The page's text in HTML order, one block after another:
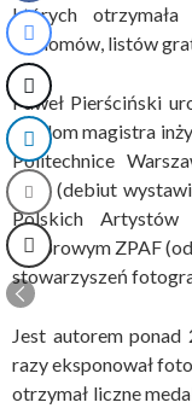
których
dyplomów, listów
Paweł Pierściński
Dyplom magistra
Politechnice
roku (debiut
Polskich Artystów
honorowym ZPAF
stowarzyszeń
Jest autorem
razy eksponował
otrzymał liczne